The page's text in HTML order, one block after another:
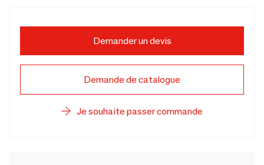
Demander un devis
Demande de catalogue
Je souhaite passer commande